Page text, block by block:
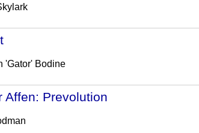
'Gator' Bodine
Affen: Prevolution